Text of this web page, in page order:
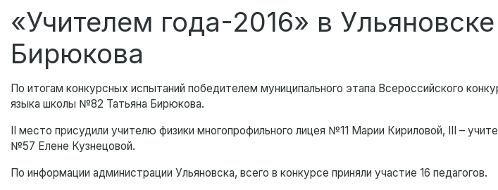
«Учителем года-2016» в
Бирюкова
По итогам конкурсных испытаний победителем муниципального этапа Всероссийского
языка школы №82 Татьяна Бирюкова.
II место присудили учителю физики многопрофильного лицея №11 Марии Кириловой, III –
№57 Елене Кузнецовой.
По информации администрации Ульяновска, всего в конкурсе приняли участие 16 педагогов.